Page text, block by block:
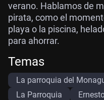
verano. Hablamos de
pirata, como el
playa o la piscina,
para ahorrar.
Temas
La parroquia del
La Parroquia